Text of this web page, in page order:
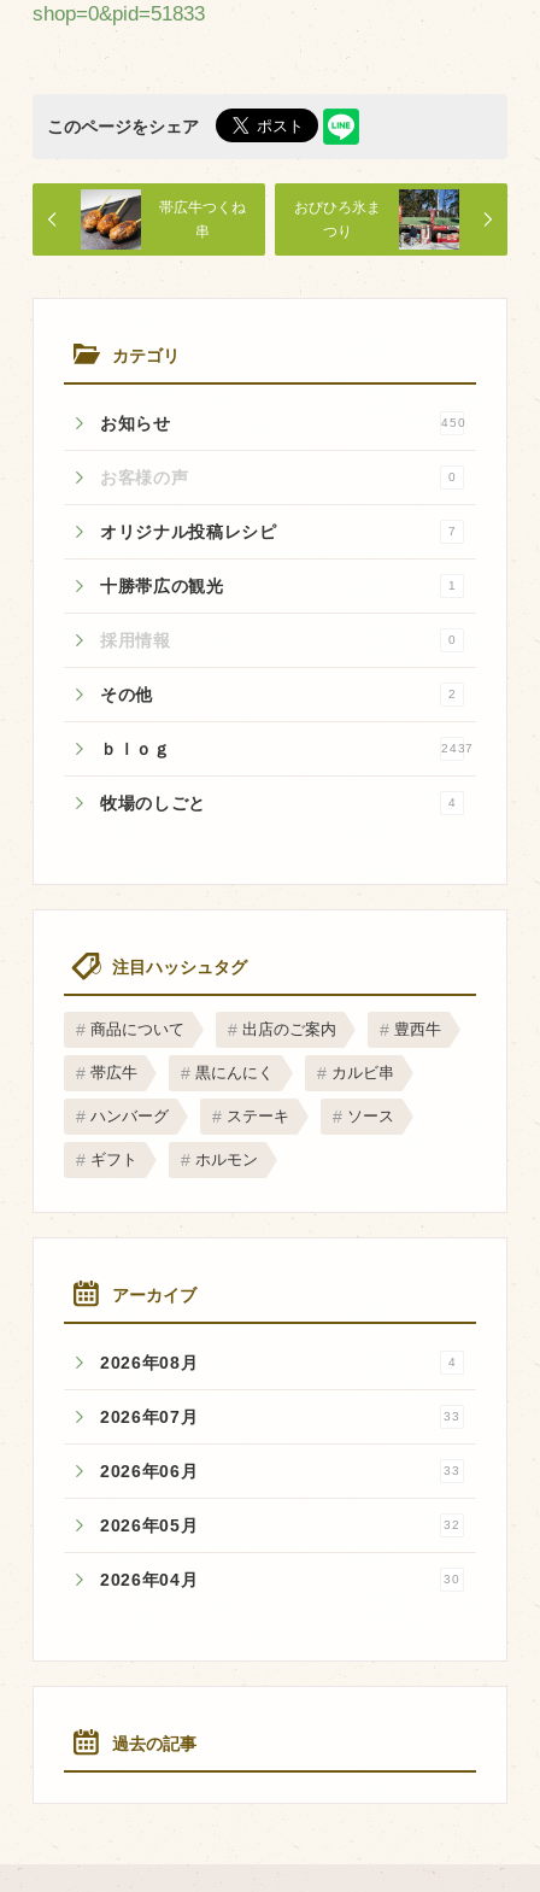
カテゴリ
お知らせ 450
お客様の声 0
オリジナル投稿レシピ 7
十勝帯広の観光 1
採用情報 0
その他 2
ｂｌｏｇ 2437
牧場のしごと 4
注目ハッシュタグ
商品について 出店のご案内 豊西牛
帯広牛 黒にんにく カルビ串
ハンバーグ ステーキ ソース
ギフト ホルモン
アーカイブ
2026年08月 4
2026年07月 33
2026年06月 33
2026年05月 32
2026年04月 30
過去の記事
shop=0&pid=51833
このページをシェア
おびひろ氷ま
つり
帯広牛つくね
串